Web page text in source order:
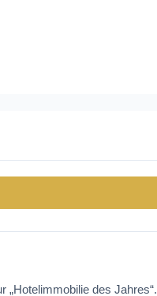
„Hotelimmobilie des Jahres“.